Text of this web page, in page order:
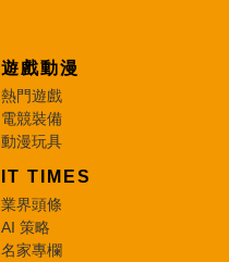
遊戲動漫
熱門遊戲
電競裝備
動漫玩具
IT TIMES
業界頭條
AI 策略
名家專欄